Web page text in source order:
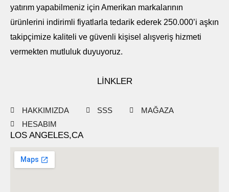
yatırım yapabilmeniz için Amerikan markalarının
ürünlerini indirimli fiyatlarla tedarik ederek 250.000’i aşkın
takipçimize kaliteli ve güvenli kişisel alışveriş hizmeti
vermekten mutluluk duyuyoruz.
LİNKLER
HAKKIMIZDA SSS
MAĞAZA
HESABIM
LOS ANGELES,CA